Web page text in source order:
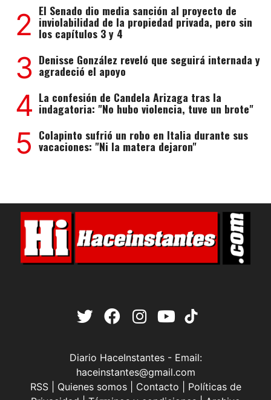
2 El Senado dio media sanción al proyecto de
inviolabilidad de la propiedad privada, pero sin
los capítulos 3 y 4
3 Denisse González reveló que seguirá internada y
agradeció el apoyo
4 La confesión de Candela Arizaga tras la
indagatoria: "No hubo violencia, tuve un brote"
5 Colapinto sufrió un robo en Italia durante sus
vacaciones: "Ni la matera dejaron"
Diario HaceInstantes - Email:
haceinstantes@gmail.com
RSS| Quienes somos| Contacto
Políticas de